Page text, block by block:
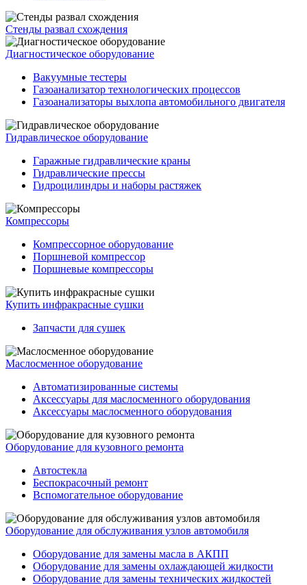
Стенды развал схождения
Диагностическое оборудование
Вакуумные тестеры
Газоанализатор технологических процессов
Газоанализаторы выхлопа автомобильного двигателя
Гидравлическое оборудование
Гаражные гидравлические краны
Гидравлические прессы
Гидроцилиндры и наборы растяжек
Компрессоры
Компрессорное оборудование
Поршневой компрессор
Поршневые компрессоры
Купить инфракрасные сушки
Запчасти для сушек
Маслосменное оборудование
Автоматизированные системы
Аксессуары для маслосменного оборудования
Аксессуары маслосменного оборудования
Оборудование для кузовного ремонта
Автостекла
Беспокрасочный ремонт
Вспомогательное оборудование
Оборудование для обслуживания узлов автомобиля
Оборудование для замены масла в АКПП
Оборудование для замены охлаждающей жидкости
Оборудование для замены технических жидкостей